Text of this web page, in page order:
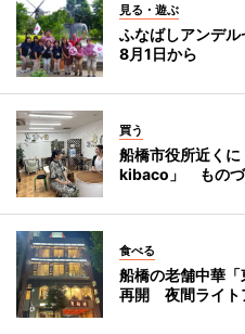
見る・遊ぶ
ふなばしアンデ
8月1日から
買う
船橋市役所近く
kibaco」 ものづ
食べる
船橋の老舗中華
再開 夜間ライト